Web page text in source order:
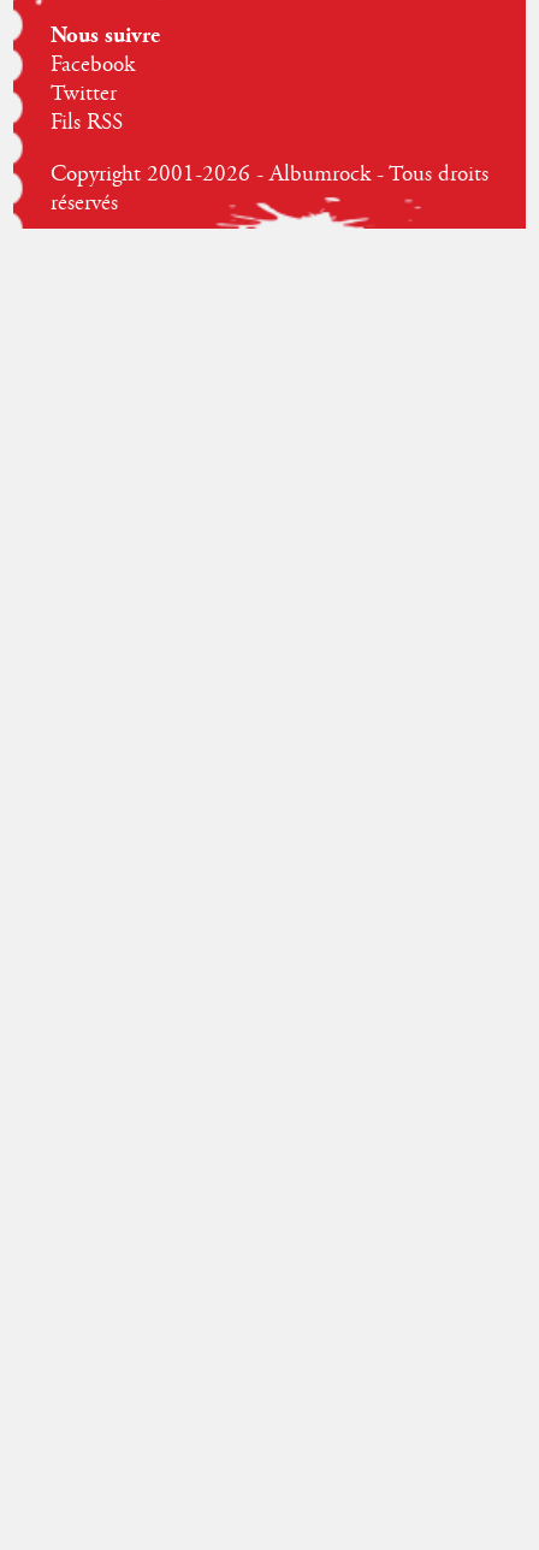
Nous suivre
Facebook
Twitter
Fils RSS
Copyright 2001-2026 - Albumrock - Tous droits
réservés